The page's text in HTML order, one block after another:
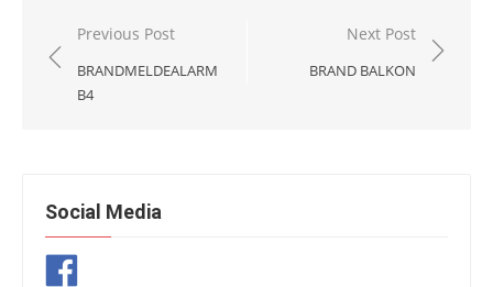
Beitragsnavigation
Previous Post
BRANDMELDEALARM
B4
Next Post
BRAND BALKON
Social Media